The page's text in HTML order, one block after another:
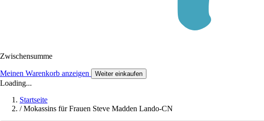
Zwischensumme
Meinen Warenkorb anzeigen Weiter einkaufen
Loading...
Startseite
/ Mokassins für Frauen Steve Madden Lando-CN